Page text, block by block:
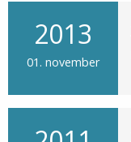
2013
01. november